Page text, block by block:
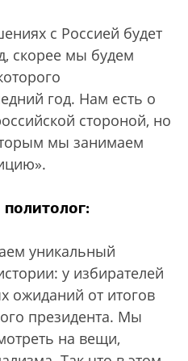
с Россией будет
скорее мы будем
год. Нам есть о
стороной, но
мы занимаем
уникальный
у избирателей
ожиданий от итогов
президента. Мы
на вещи,